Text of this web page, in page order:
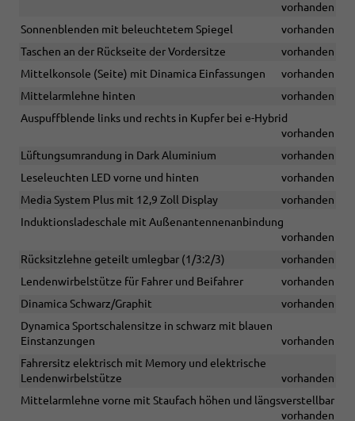
vorhanden
Sonnenblenden mit beleuchtetem Spiegel
vorhanden
Taschen an der Rückseite der Vordersitze
vorhanden
Mittelkonsole (Seite) mit Dinamica Einfassungen
vorhanden
Mittelarmlehne hinten
vorhanden
Auspuffblende links und rechts in Kupfer bei e-Hybrid
vorhanden
Lüftungsumrandung in Dark Aluminium
vorhanden
Leseleuchten LED vorne und hinten
vorhanden
Media System Plus mit 12,9 Zoll Display
vorhanden
Induktionsladeschale mit Außenantennenanbindung
vorhanden
Rücksitzlehne geteilt umlegbar (1/3:2/3)
vorhanden
Lendenwirbelstütze für Fahrer und Beifahrer
vorhanden
Dinamica Schwarz/Graphit
vorhanden
Dynamica Sportschalensitze in schwarz mit blauen
Einstanzungen
vorhanden
Fahrersitz elektrisch mit Memory und elektrische
Lendenwirbelstütze
vorhanden
Mittelarmlehne vorne mit Staufach höhen und längsverstellbar
vorhanden